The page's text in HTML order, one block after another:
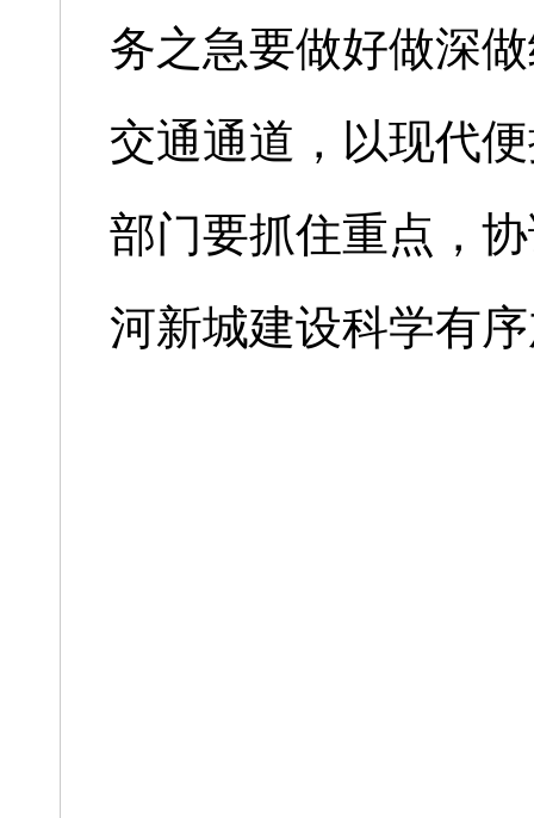
务之急要做好做深
交通通道，以现代
部门要抓住重点，
河新城建设科学有